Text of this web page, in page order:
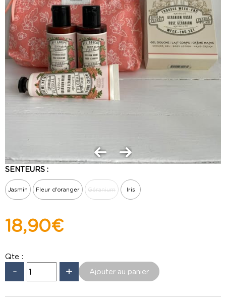
SENTEURS :
Jasmin Fleur d'oranger Géranium Iris
18,90 €
Qte :
- +